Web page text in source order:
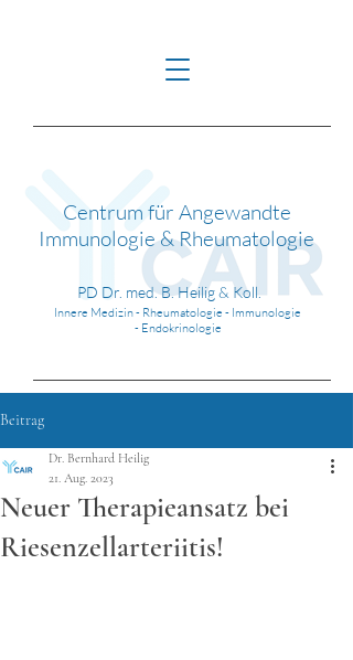
Centrum für Angewandte
Immunologie & Rheumatologie
PD Dr. med. B. Heilig & Koll.
Innere Medizin - Rheumatologie - Immunologie
- Endokrinologie
Beitrag
Neuer Therapieansatz bei
Riesenzellarteriitis!
Dr. Bernhard Heilig
21. Aug. 2023